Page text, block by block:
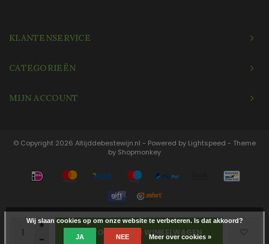
+
-
TOEVOEGEN AAN WINKELWAGEN
KLANTENSERVICE
CATEGORIEËN
MIJN ACCOUNT
© Copyright 2026 Altijddebestewijn.nl - Powered by Lightspeed - Theme
by Shopmonkey
Wij slaan cookies op om onze website te verbeteren. Is dat akkoord?
JA NEE Meer over cookies »